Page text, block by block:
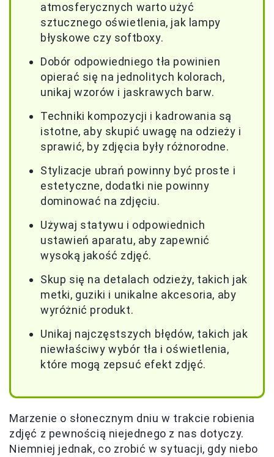
atmosferycznych warto użyć
sztucznego oświetlenia, jak lampy
błyskowe czy softboxy.
Dobór odpowiedniego tła powinien
opierać się na jednolitych kolorach,
unikaj wzorów i jaskrawych barw.
Techniki kompozycji i kadrowania są
istotne, aby skupić uwagę na odzieży i
sprawić, by zdjęcia były różnorodne.
Stylizacje ubrań powinny być proste i
estetyczne, dodatki nie powinny
dominować na zdjęciu.
Używaj statywu i odpowiednich
ustawień aparatu, aby zapewnić
wysoką jakość zdjęć.
Skup się na detalach odzieży, takich jak
metki, guziki i unikalne akcesoria, aby
wyróżnić produkt.
Unikaj najczęstszych błędów, takich jak
niewłaściwy wybór tła i oświetlenia,
które mogą zepsuć efekt zdjęć.
Marzenie o słonecznym dniu w trakcie robienia
zdjęć z pewnością niejednego z nas dotyczy.
Niemniej jednak, co zrobić w sytuacji, gdy niebo